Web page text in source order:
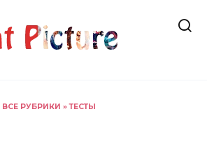
ВСЕ РУБРИКИ »ТЕСТЫ